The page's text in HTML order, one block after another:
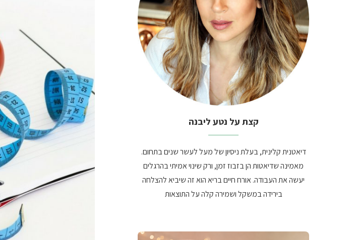
קצת על נטע ליבנה
דיאטנית קלינית, בעלת ניסיון של מעל לעשר שנים בתחום.
מאמינה שדיאטות הן בזבוז זמן, ורק שינוי אמיתי בהרגלים
יעשה את העבודה. אורח חיים בריא הוא זה שיביא להצלחה
בירידה במשקל ושמירה קלה על התוצאות